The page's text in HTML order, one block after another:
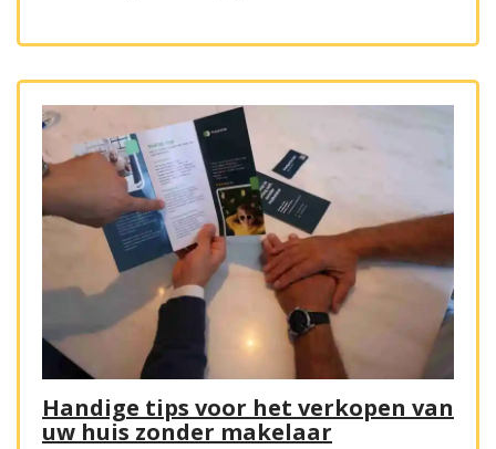
Handige tips voor het verkopen van
uw huis zonder makelaar